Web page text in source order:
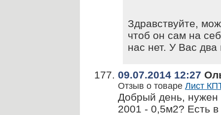
Здравствуйте,
чтоб он сам на
нас нет. У Вас
09.07.2014 12:27
Отзыв о товаре Лист
Добрый день,
2001 - 0,5м2? Есть